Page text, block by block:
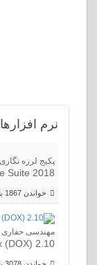
نرم
پکیج لرزه
Suite 2018
خواندن 1867 بار
مهندسی حفاری
(DOX) 2.10